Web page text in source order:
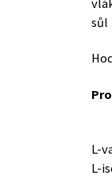
sůl
L-
L-